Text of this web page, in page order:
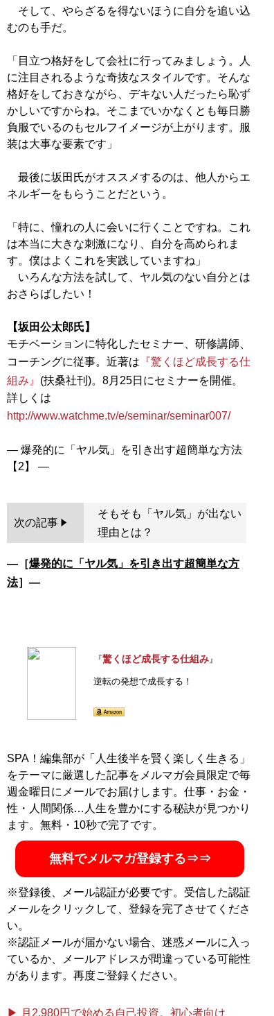
そして、やらざるを得ないほうに自分を追い込
むのも手だ。
「目立つ格好をして会社に行ってみましょう。人
に注目されるような奇抜なスタイルです。そんな
格好をしておきながら、デキない人だったら恥ず
かしいですからね。そこまでいかなくとも毎日勝
負服でいるのもセルフイメージが上がります。服
装は大事な要素です」
最後に坂田氏がオススメするのは、他人からエ
ネルギーをもらうことだという。
「特に、憧れの人に会いに行くことですね。これ
は本当に大きな刺激になり、自分を高められま
す。僕はよくこれを実践していますね」
いろんな方法を試して、ヤル気のない自分とは
おさらばしたい！
【坂田公太郎氏】
モチベーションに特化したセミナー、研修講師、
コーチングに従事。近著は 『驚くほど成長する仕
組み』 (扶桑社刊)。8月25日にセミナーを開催。
詳しくは
http://www.watchme.tv/e/seminar/seminar007/
― 爆発的に「ヤル気」を引き出す超簡単な方法
次の記事
そもそも「ヤル気」が出ない
理由とは？
―［爆発的に「ヤル気」を引き出す超簡単な方
法］―
『驚くほど成長する仕組み』
逆転の発想で成長する！
SPA！編集部が「人生後半を賢く楽しく生きる」
をテーマに厳選した記事をメルマガ会員限定で毎
週金曜日にメールでお届けします。仕事・お金・
性・人間関係…人生を豊かにする秘訣が見つかり
ます。無料・10秒で完了です。
無料でメルマガ登録する⇒⇒
※登録後、メール認証が必要です。受信した認証
メールをクリックして、登録を完了させてくださ
い。
※認証メールが届かない場合、迷惑メールに入っ
ているか、メールアドレスが間違っている可能性
があります。再度ご登録ください。
▶ 月2,980円で始める自己投資。初心者向け